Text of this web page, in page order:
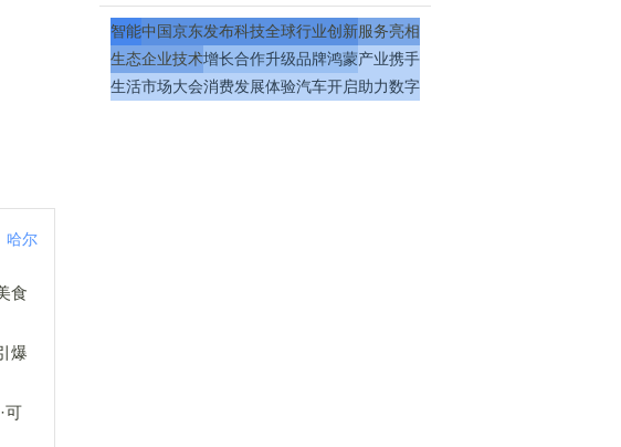
哈尔
食
爆
可
智能中国京东发布科技全球行业创新服务亮相
生态企业技术增长合作升级品牌鸿蒙产业携手
生活市场大会消费发展体验汽车开启助力数字